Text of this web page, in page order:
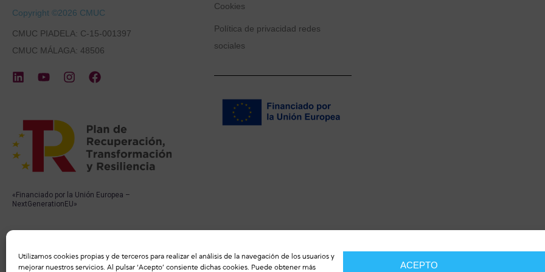
Utilizamos cookies propias y de terceros para realizar el análisis de la navegación de los usuarios y
mejorar nuestros servicios. Al pulsar ‘Acepto’ consiente dichas cookies. Puede obtener más
ACEPTO
Copyright ©2026 CMUC
CMUC PIADELA: C-15-001397
CMUC MÁLAGA: 48506
«Financiado por la Unión Europea –
NextGenerationEU»
Cookies
Política de privacidad redes
sociales